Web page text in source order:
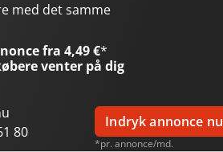
med det samme
fra 4,49 €*
venter på dig
80
Indryk annonce nu
*pr. annonce/md.